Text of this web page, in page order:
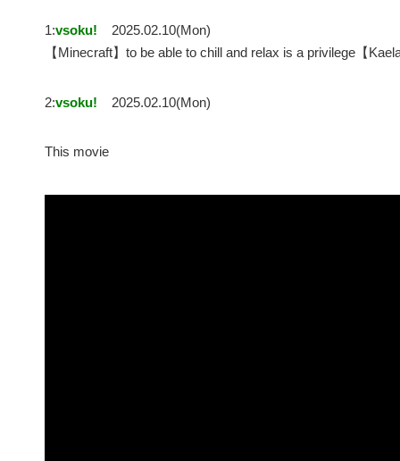
1:vsoku!
2025.02.10(Mon)
【Minecraft】to be able to chill and relax is a privilege【
2:vsoku! 2025.02.10(Mon)
This movie